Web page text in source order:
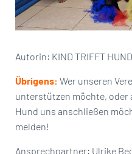
Autorin: KIND TRIFFT HUND
Übrigens: Wer unseren
unterstützen möchte, oder
Hund uns anschließen
melden!
Ansprechpartner: Ulrike